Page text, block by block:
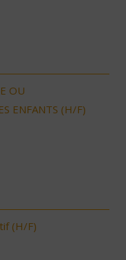
OU
ENFANTS (H/F)
(H/F)